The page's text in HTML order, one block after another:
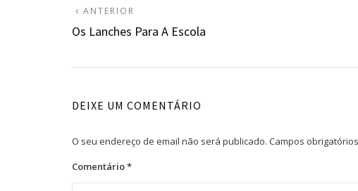
Navegação
de
artigos
ANTERIOR
ANTERIOR:
Os Lanches Para A Escola
DEIXE UM COMENTÁRIO
O seu endereço de email não será publicado. Campos
Comentário*